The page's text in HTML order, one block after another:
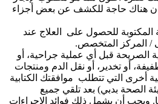
هناك حاجة للكشف عن بعض أجزاء
المكتوبة للحصول على العلاج عند
/ المركز المتخصص.
الصريحة قبل أي عملية جراحية، أو
أو تخدير، أو نقل الدم ومنتجات
أخرى التي تتطلب موافقتك الكتابية
الصحة بدبي) بعد تلقي جميع
ويجب أن يشمل ذلك فوائد الإجراءات